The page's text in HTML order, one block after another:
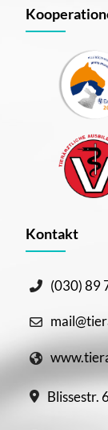
Kontakt
(030) 89
Blissestr.